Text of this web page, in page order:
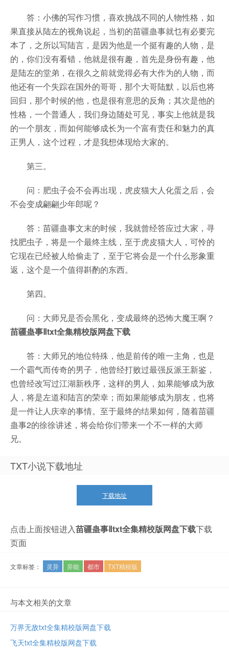
答：小佛的写作习惯，喜欢挑战不同的人物性格，如
果直接从陆左的视角说起，当初的苗疆蛊事就乜有必要完
本了，之所以写陆言，是因为他是一个挺有趣的人物，是
的，你们没有看错，他就是很有趣，首先是身份有趣，他
是陆左的堂弟，在很久之前就觉得必有大作为的人物，而
他还有一个失踪在国外的哥哥，那个大哥陆默，以后也将
回归，那个时候的他，也是很有意思的反角；其次是他的
性格，一个普通人，我们身边随处可见，事实上他就是我
的一个朋友，而如何能够成长为一个富有责任和魅力的真
正男人，这个过程，才是我想体现给大家的。
第三。
问：肥虫子会不会再出现，虎皮猫大人化蛋之后，会
不会变成翩翩少年郎呢？
答：苗疆蛊事文末的时候，我就曾经答应过大家，寻
找肥虫子，将是一个最终主线，至于虎皮猫大人，可怜的
它现在已经被人给偷走了，至于它将会是一个什么形象重
返，这个是一个值得斟酌的东西。
第四。
问：大师兄是否会黑化，变成最终的恐怖大魔王啊？
苗疆蛊事Ⅱtxt全集精校版网盘下载
答：大师兄的地位特殊，他是前传的唯一主角，也是
一个霸气而传奇的男子，他曾经打败过最强反派王新鉴，
也曾经改写过江湖新秩序，这样的男人，如果能够成为敌
人，将是左道和陆言的荣幸；而如果能够成为朋友，也将
是一件让人庆幸的事情。至于最终的结果如何，随着苗疆
蛊事2的徐徐讲述，将会给你们带来一个不一样的大师
兄。
TXT小说下载地址
下载地址
点击上面按钮进入苗疆蛊事Ⅱtxt全集精校版网盘下载下载
页面
文章标签： 灵异 异能 都市 TXT精校版
与本文相关的文章
万界无敌txt全集精校版网盘下载
飞天txt全集精校版网盘下载